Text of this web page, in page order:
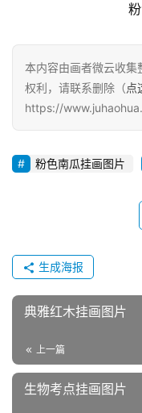
本内容由画者微云收集
权利，请联系删除（点
https://
粉色南瓜挂画图片
生成海报
典雅红木挂画图片
上一篇
生物考点挂画图片